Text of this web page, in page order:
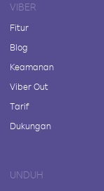
VIBER
Fitur
Blog
Keamanan
Viber Out
Tarif
Dukungan
UNDUH